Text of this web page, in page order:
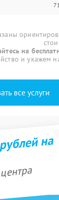
на
и укажем
все услуги
на